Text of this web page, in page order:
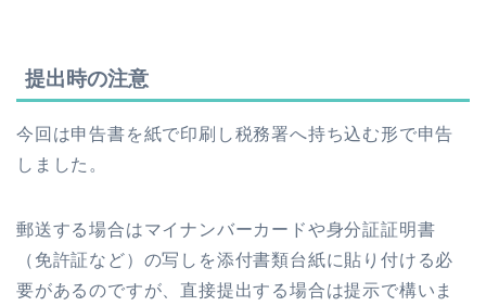
提出時の注意
今回は申告書を紙で印刷し税務署へ持ち込む形で申告
しました。
郵送する場合はマイナンバーカードや身分証証明書
（免許証など）の写しを添付書類台紙に貼り付ける必
要があるのですが、直接提出する場合は提示で構いま